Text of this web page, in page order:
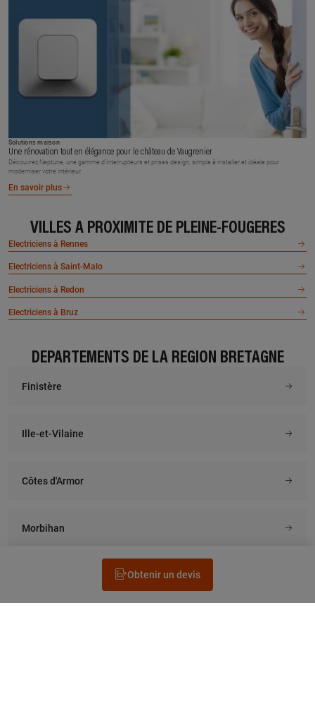
Obtenir un devis
Solutions maison
Une rénovation tout en élégance pour le château de Vaugrenier
Découvrez Neptune, une gamme d’interrupteurs et prises design, simple à installer et idéale pour
moderniser votre intérieur.
En savoir plus
VILLES À PROXIMITÉ DE PLEINE-FOUGERES
Electriciens à Rennes
Electriciens à Saint-Malo
Electriciens à Redon
Electriciens à Bruz
DÉPARTEMENTS DE LA RÉGION BRETAGNE
Finistère
Ille-et-Vilaine
Côtes d'Armor
Morbihan